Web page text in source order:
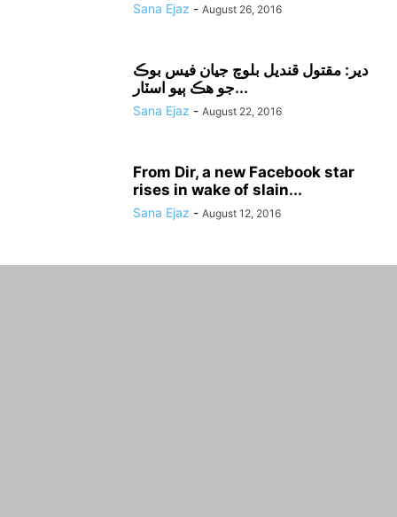
Sana Ejaz - August 26, 2016
دير: مقتول قنديل بلوچ جيان فيس بوڪ
جو هڪ ٻيو اسٽار...
Sana Ejaz - August 22, 2016
From Dir, a new Facebook star
rises in wake of slain...
Sana Ejaz - August 12, 2016